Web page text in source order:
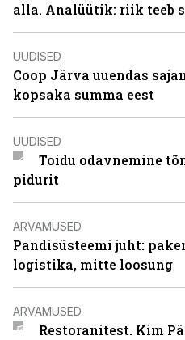
alla. Analüütik: riik teeb
UUDISED
Coop Järva uuendas
kopsaka summa eest
UUDISED
Toidu odavnemine
pidurit
ARVAMUSED
Pandisüsteemi juht:
logistika, mitte loosung
ARVAMUSED
Restoranitest. Kim